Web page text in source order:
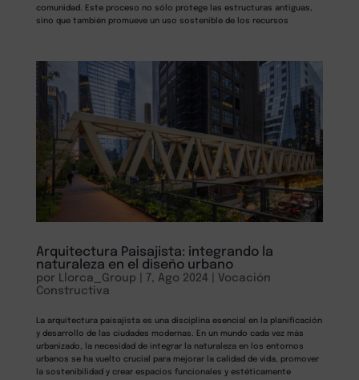
comunidad. Este proceso no sólo protege las estructuras antiguas,
sino que también promueve un uso sostenible de los recursos
Arquitectura Paisajista: integrando la
naturaleza en el diseño urbano
por Llorca_Group 7, Ago 2024
Vocación
Constructiva
La arquitectura paisajista es una disciplina esencial en la planificación
y desarrollo de las ciudades modernas. En un mundo cada vez más
urbanizado, la necesidad de integrar la naturaleza en los entornos
urbanos se ha vuelto crucial para mejorar la calidad de vida, promover
la sostenibilidad y crear espacios funcionales y estéticamente